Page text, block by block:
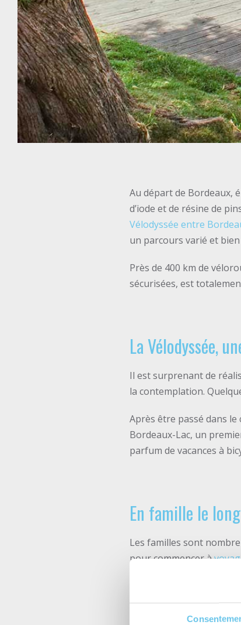
Au départ de Bordeaux,
d’iode et de résine de
Vélodyssée entre
un parcours varié et
Près de 400 km de
sécurisées, est
La Vélodyssée,
Il est surprenant de
la contemplation.
Après être passé dans
Bordeaux-Lac, un
parfum de vacances à
En famille le
Les familles sont
pour commencer à
Sur l’itinéraire, une
plaisirs. Les aires de